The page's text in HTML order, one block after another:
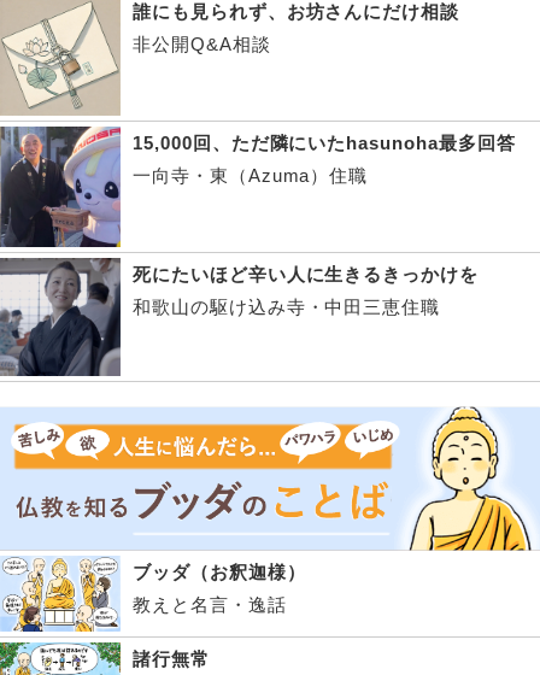
誰にも見られず、お坊さんにだけ相談
非公開Q&A相談
15,000回、ただ隣にいたhasunoha最多回答
一向寺・東（Azuma）住職
死にたいほど辛い人に生きるきっかけを
和歌山の駆け込み寺・中田三恵住職
ブッダ（お釈迦様）
教えと名言・逸話
諸行無常